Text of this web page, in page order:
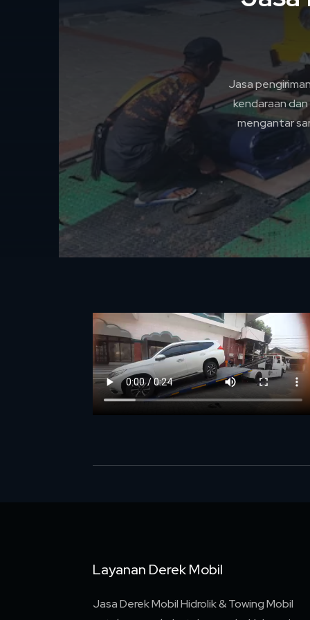
Jasa
kendaraan
mengantar
Layanan Derek Mobil
Jasa Derek Mobil Hidrolik & Towing Mobil